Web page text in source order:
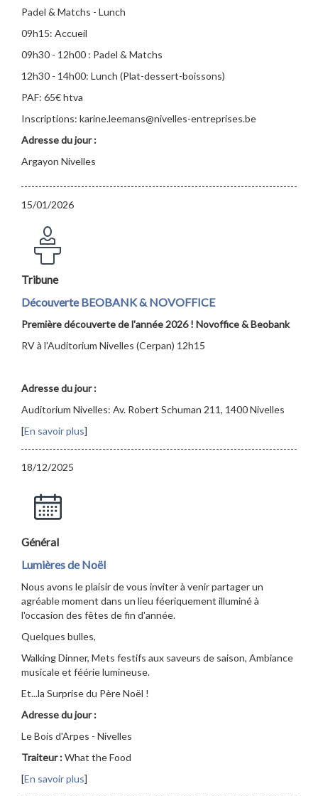
Padel & Matchs - Lunch
09h15: Accueil
09h30 - 12h00 : Padel & Matchs
12h30 - 14h00: Lunch (Plat-dessert-boissons)
PAF: 65€ htva
Inscriptions: karine.leemans@nivelles-entreprises.be
Adresse du jour :
Argayon Nivelles
15/01/2026
Tribune
Découverte BEOBANK & NOVOFFICE
Première découverte de l'année 2026 ! Novoffice & Beobank
RV à l'Auditorium Nivelles (Cerpan) 12h15
Adresse du jour :
Auditorium Nivelles: Av. Robert Schuman 211, 1400 Nivelles
[En savoir plus]
18/12/2025
Général
Lumières de Noël
Nous avons le plaisir de vous inviter à venir partager un
agréable moment dans un lieu féeriquement illuminé à
l'occasion des fêtes de fin d'année.
Quelques bulles,
Walking Dinner, Mets festifs aux saveurs de saison, Ambiance
musicale et féérie lumineuse.
Et...la Surprise du Père Noël !
Adresse du jour :
Le Bois d'Arpes - Nivelles
Traiteur :What the Food
[En savoir plus]